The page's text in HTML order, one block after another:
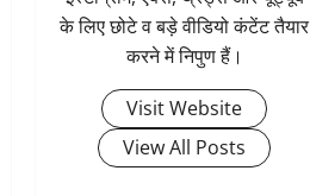
के लिए छोटे व बड़े वीडियो कंटेंट तैयार
करने में निपुण हैं।
Visit Website
View All Posts